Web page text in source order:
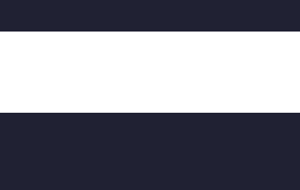
sous-menu pour les traductions